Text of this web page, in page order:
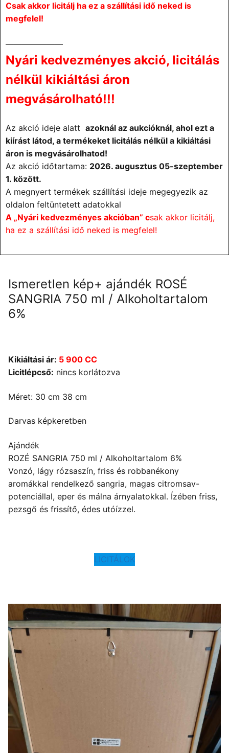
Csak akkor licitálj ha ez a szállítási idő neked is
megfelel!
———————
Nyári kedvezményes akció, licitálás
nélkül kikiáltási áron
megvásárolható!!!
Az akció ideje alatt azoknál az aukcióknál, ahol ezt a
kiírást látod, a termékeket licitálás nélkül a kikiáltási
áron is megvásárolhatod!
Az akció időtartama: 2026. augusztus 05-szeptember
1. között.
A megnyert termékek szállítási ideje megegyezik az
oldalon feltüntetett adatokkal
A „Nyári kedvezményes akcióban” csak akkor licitálj,
ha ez a szállítási idő neked is megfelel!
Ismeretlen kép+ ajándék ROSÉ
SANGRIA 750 ml / Alkoholtartalom
6%
Kikiáltási ár: 5 900 CC
Licitlépcső: nincs korlátozva
Méret: 30 cm 38 cm
Darvas képkeretben
Ajándék
ROZÉ SANGRIA 750 ml / Alkoholtartalom 6%
Vonzó, lágy rózsaszín, friss és robbanékony
aromákkal rendelkező sangria, magas citromsav-
potenciállal, eper és málna árnyalatokkal. Ízében friss,
pezsgő és frissítő, édes utóízzel.
LICITÁLOK